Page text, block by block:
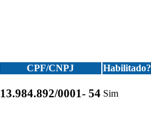
CPF/CNPJ Habilitado?
13.984.892/0001- 54 Sim